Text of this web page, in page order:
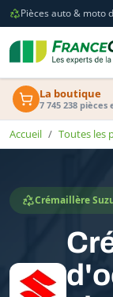
Pièces auto & moto
La boutique
7 745 238 pièces
Accueil Toutes les
Crémaillère